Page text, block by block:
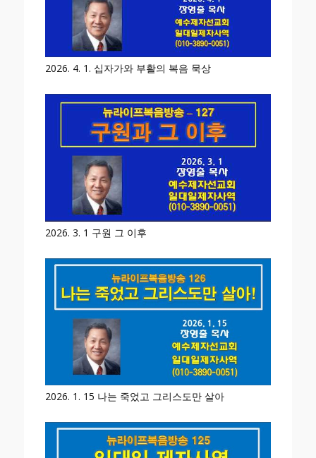
2026. 4. 1. 십자가와 부활의 복음 묵상
2026. 3. 1 구원 그 이후
2026. 1. 15 나는 죽었고 그리스도만 살아